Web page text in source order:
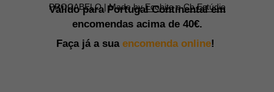
PROCABELO | Made byEcobiteeCb Estúdio
Válido para Portugal Continental em
encomendas acima de 40€.
Faça já a sua encomenda online!